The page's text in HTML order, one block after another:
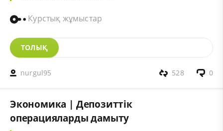
Курстық жұмыстар
ТОЛЫҚ
nurgul95 0
528
Экономика | Депозиттік
операцияларды дамыту